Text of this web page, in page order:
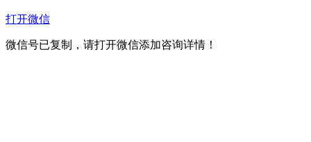
打开微信
微信号已复制，请打开微信添加咨询详情！